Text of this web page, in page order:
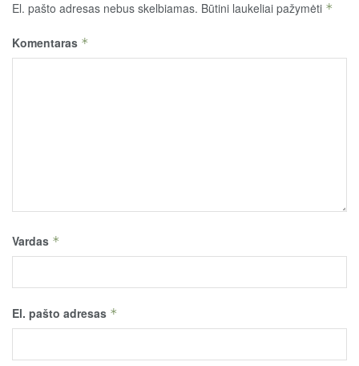
El. pašto adresas nebus skelbiamas. Būtini laukeliai pažymėti *
Komentaras *
Vardas *
El. pašto adresas *